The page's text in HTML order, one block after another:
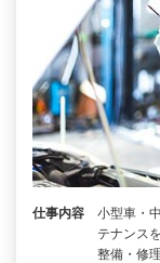
仕事内容
小型車・
テナンス
整備・修